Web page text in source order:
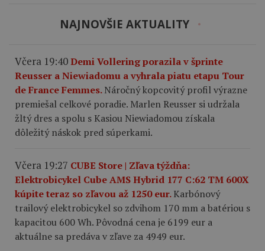
NAJNOVŠIE AKTUALITY
Včera 19:40Demi Vollering porazila v šprinte
Reusser a Niewiadomu a vyhrala piatu etapu Tour
de France Femmes.Náročný kopcovitý profil výrazne
premiešal celkové poradie. Marlen Reusser si udržala
žltý dres a spolu s Kasiou Niewiadomou získala
dôležitý náskok pred súperkami.
Včera 19:27 CUBE Store | Zľava týždňa:
Elektrobicykel Cube AMS Hybrid 177 C:62 TM 600X
kúpite teraz so zľavou až 1250 eur.Karbónový
trailový elektrobicykel so zdvihom 170 mm a batériou s
kapacitou 600 Wh. Pôvodná cena je 6199 eur a
aktuálne sa predáva v zľave za 4949 eur.